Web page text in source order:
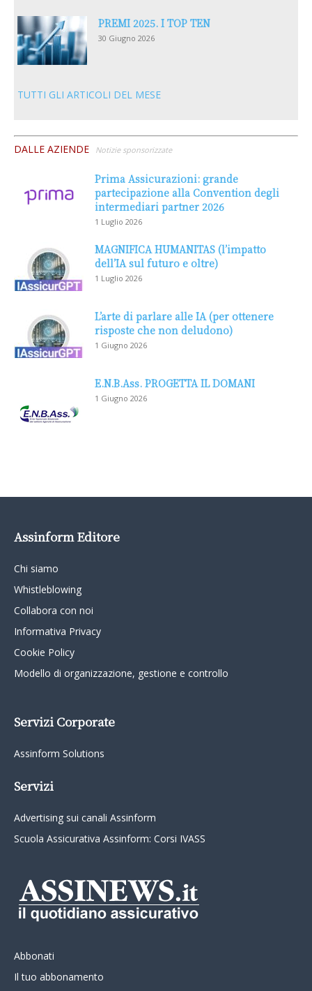
PREMI 2025. I TOP TEN
30 Giugno 2026
TUTTI GLI ARTICOLI DEL MESE
DALLE AZIENDE Notizie sponsorizzate
Prima Assicurazioni: grande
partecipazione alla Convention degli
intermediari partner 2026
1 Luglio 2026
MAGNIFICA HUMANITAS (l’impatto
dell’IA sul futuro e oltre)
1 Luglio 2026
L’arte di parlare alle IA (per ottenere
risposte che non deludono)
1 Giugno 2026
E.N.B.Ass. PROGETTA IL DOMANI
1 Giugno 2026
Assinform Editore
Chi siamo
Whistleblowing
Collabora con noi
Informativa Privacy
Cookie Policy
Modello di organizzazione, gestione e controllo
Servizi Corporate
Assinform Solutions
Servizi
Advertising sui canali Assinform
Scuola Assicurativa Assinform: Corsi IVASS
Abbonati
Il tuo abbonamento